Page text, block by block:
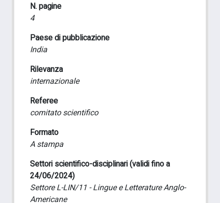
N. pagine
4
Paese di pubblicazione
India
Rilevanza
internazionale
Referee
comitato scientifico
Formato
A stampa
Settori scientifico-disciplinari (validi fino a
24/06/2024)
Settore L-LIN/11 - Lingue e Letterature Anglo-
Americane